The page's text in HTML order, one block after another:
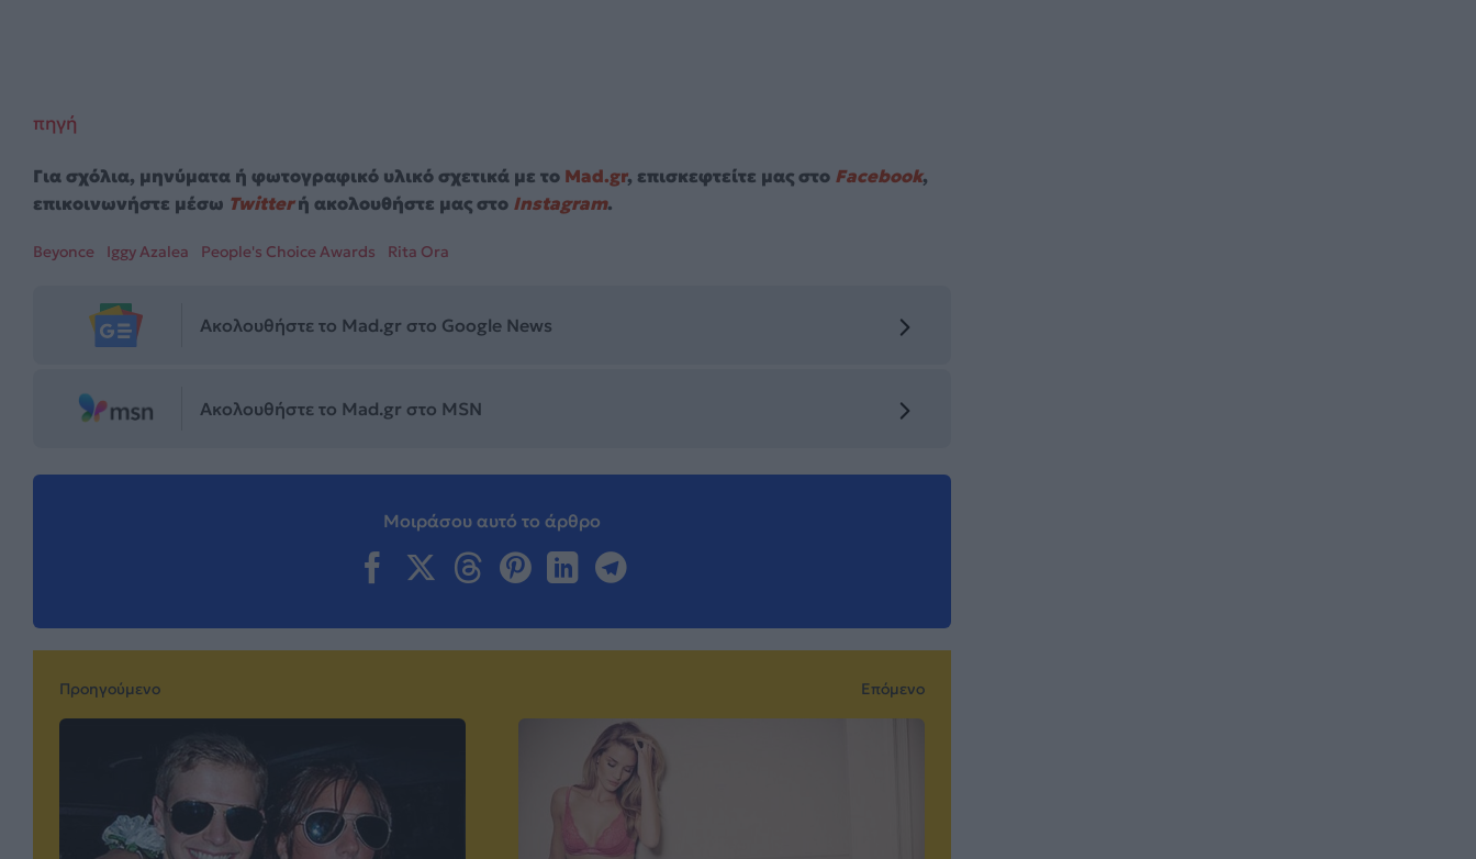
πηγή
Για σχόλια, μηνύματα ή φωτογραφικό υλικό σχετικά με το Mad.gr, επισκεφτείτε μας στο Facebook,
επικοινωνήστε μέσω Twitterή ακολουθήστε μας στο Instagram.
Beyonce Iggy Azalea People's Choice Awards Rita Ora
Ακολουθήστε το Mad.gr στο Google News
Ακολουθήστε το Mad.gr στο MSN
Μοιράσου αυτό το άρθρο
Προηγούμενο Επόμενο